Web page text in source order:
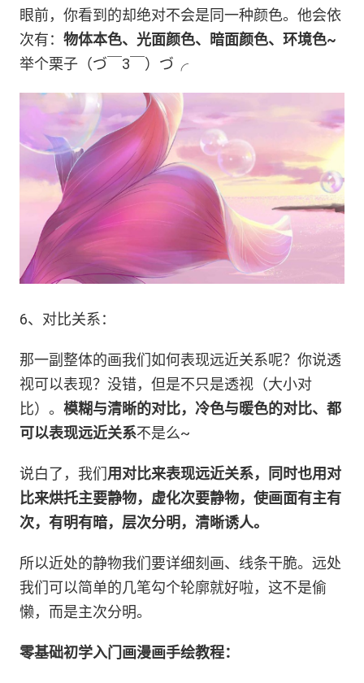
眼前，你看到的却绝对不会是同一种颜色。他会依
次有： 物体本色、光面颜色、暗面颜色、环境色~
举个栗子（づ￣3￣）づ╭
6、对比关系：
那一副整体的画我们如何表现远近关系呢？你说透
视可以表现？没错，但是不只是透视（大小对
比）。 模糊与清晰的对比，冷色与暖色的对比、都
可以表现远近关系不是么~
说白了，我们用对比来表现远近关系，同时也用对
比来烘托主要静物，虚化次要静物，使画面有主有
次，有明有暗，层次分明，清晰诱人。
所以近处的静物我们要详细刻画、线条干脆。远处
我们可以简单的几笔勾个轮廓就好啦，这不是偷
懒，而是主次分明。
零基础初学入门画漫画手绘教程：